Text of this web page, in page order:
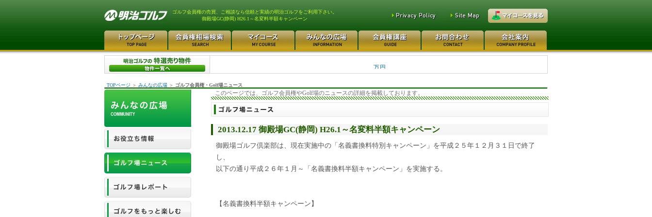
ゴルフ会員権の売買、ご相談なら信頼と実績の明治ゴルフをご利用下さい。
御殿場GC(静岡) H26.1～名変料半額キャンペーン
平塚富士見カントリークラ... 700万円 都留カントリー倶楽部 55万円
レイクウッドゴルフクラブ
3400万円
さいたま梨花カントリーク... 20万円
万円
TOPページ ＞ みんなの広場 ＞ ゴルフ会員権・Golf場ニュース
このページでは、ゴルフ会員権やGolf場のニュースの詳細を掲載しております。
2013.12.17 御殿場GC(静岡) H26.1～名変料半額キャンペーン
御殿場ゴルフ倶楽部は、現在実施中の「名義書換料特別キャンペーン」を平成２５年１２月３１日で終了
し、
以下の通り平成２６年１月～「名義書換料半額キャンペーン」を実施する。
【名義書換料半額キャンペーン】